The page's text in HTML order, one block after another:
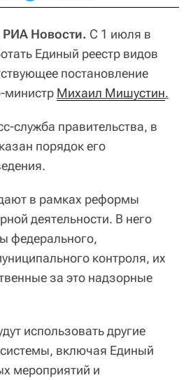
Новости. С 1 июля в
Единый реестр видов
постановление
министр Михаил Мишустин.
служба правительства, в
порядок его
в рамках реформы
деятельности. В него
федерального,
контроля, их
за это надзорные
использовать другие
включая Единый
мероприятий и